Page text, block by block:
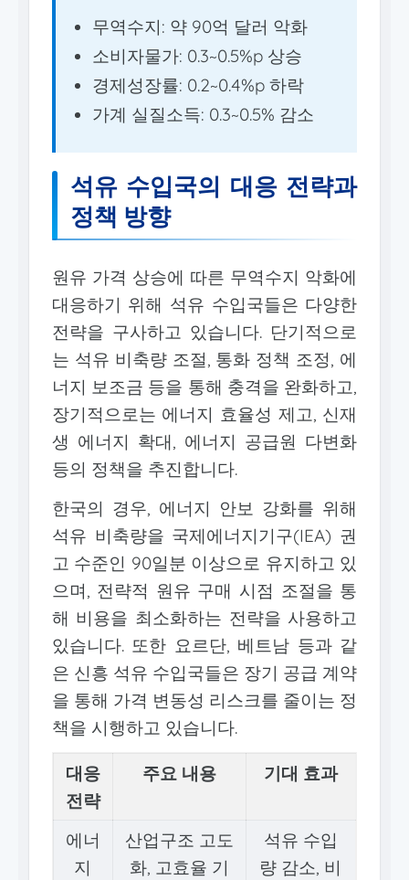
무역수지: 약 90억 달러 악화
소비자물가: 0.3~0.5%p 상승
경제성장률: 0.2~0.4%p 하락
가계 실질소득: 0.3~0.5% 감소
석유 수입국의 대응 전략과
정책 방향
원유 가격 상승에 따른 무역수지 악화에
대응하기 위해 석유 수입국들은 다양한
전략을 구사하고 있습니다. 단기적으로
는 석유 비축량 조절, 통화 정책 조정, 에
너지 보조금 등을 통해 충격을 완화하고,
장기적으로는 에너지 효율성 제고, 신재
생 에너지 확대, 에너지 공급원 다변화
등의 정책을 추진합니다.
한국의 경우, 에너지 안보 강화를 위해
석유 비축량을 국제에너지기구(IEA) 권
고 수준인 90일분 이상으로 유지하고 있
으며, 전략적 원유 구매 시점 조절을 통
해 비용을 최소화하는 전략을 사용하고
있습니다. 또한 요르단, 베트남 등과 같
은 신흥 석유 수입국들은 장기 공급 계약
을 통해 가격 변동성 리스크를 줄이는 정
책을 시행하고 있습니다.
대응
전략
주요 내용 기대 효과
에너
지
산업구조 고도
화, 고효율 기
석유 수입
량 감소, 비